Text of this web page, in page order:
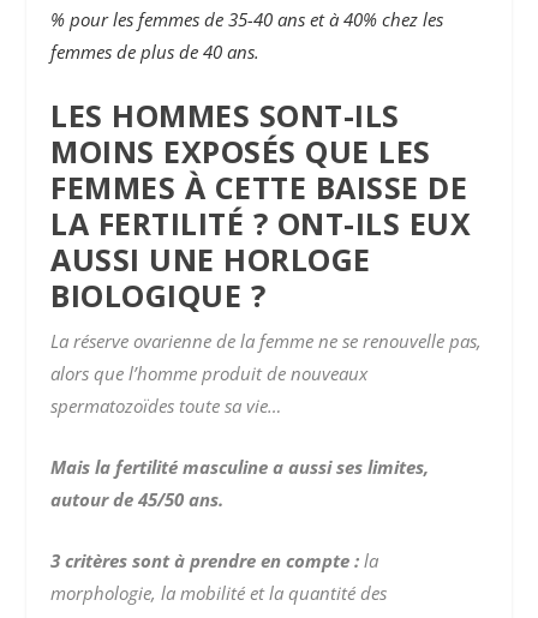
% pour les femmes de 35-40 ans et à 40% chez les
femmes de plus de 40 ans.
LES HOMMES SONT-ILS
MOINS EXPOSÉS QUE LES
FEMMES À CETTE BAISSE DE
LA FERTILITÉ ? ONT-ILS EUX
AUSSI UNE HORLOGE
BIOLOGIQUE ?
La réserve ovarienne de la femme ne se renouvelle pas,
alors que l’homme produit de nouveaux
spermatozoïdes toute sa vie…
Mais la fertilité masculine a aussi ses limites,
autour de 45/50 ans.
3 critères sont à prendre en compte : la
morphologie, la mobilité et la quantité des